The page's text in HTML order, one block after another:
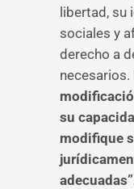
libertad, su
sociales y
derecho a
necesarios.
su
modifique